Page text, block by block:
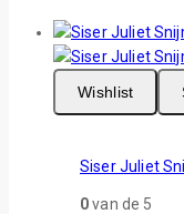
Wishlist
Siser Juliet
0van de 5